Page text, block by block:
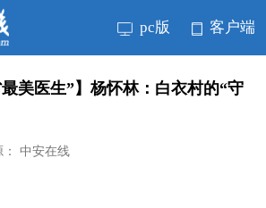
pc版 客户端
最美医生”】杨怀林：白衣村的“守
： 中安在线